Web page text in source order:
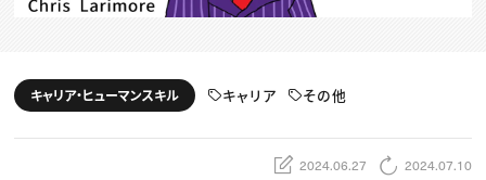
動画配信・映像制作
編集・ライティング
ディレクション
TOP Creator’s コラム トップ
Webクリエイター
ゲームクリエイター
セミナー
キャリア・ヒューマンスキル キャリア その他
2024.06.27 2024.07.10